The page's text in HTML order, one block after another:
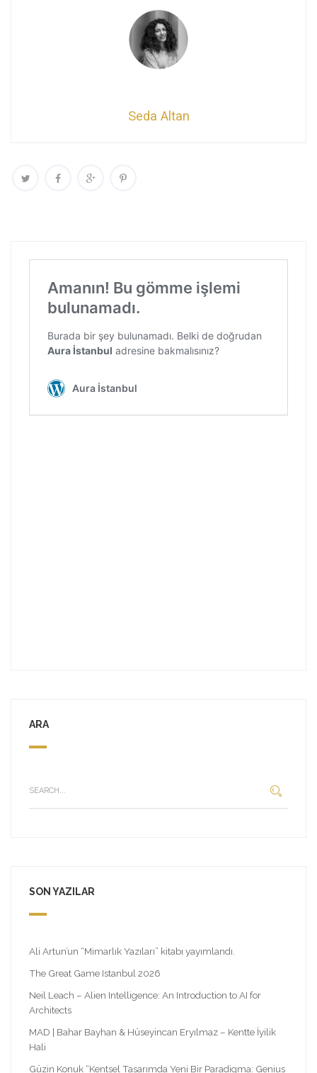
Seda Altan
ARA
SON YAZILAR
Ali Artun’un “Mimarlık Yazıları” kitabı yayımlandı.
The Great Game Istanbul 2026
Neil Leach – Alien Intelligence: An Introduction to AI for
Architects
MAD | Bahar Bayhan & Hüseyincan Eryılmaz – Kentte İyilik
Hali
Güzin Konuk “Kentsel Tasarımda Yeni Bir Paradigma: Genius